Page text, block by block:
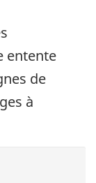
entente
de
à